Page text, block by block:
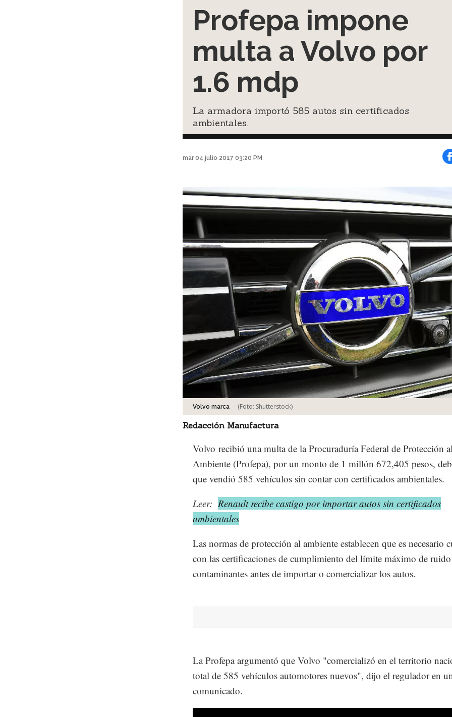
Profepa impone
multa a Volvo por
1.6 mdp
La armadora importó 585 autos sin certificados
ambientales.
mar 04 julio 2017 03:20 PM
Volvo marca - (Foto: Shutterstock)
Redacción Manufactura
Volvo recibió una multa de la Procuraduría Federal de Protección
Ambiente (Profepa), por un monto de 1 millón 672,405 pesos,
que vendió 585 vehículos sin contar con certificados ambientales.
Leer: Renault recibe castigo por importar autos sin certificados
ambientales
Las normas de protección al ambiente establecen que es necesario
con las certificaciones de cumplimiento del límite máximo de
contaminantes antes de importar o comercializar los autos.
La Profepa argumentó que Volvo "comercializó en el territorio
total de 585 vehículos automotores nuevos", dijo el regulador en
comunicado.